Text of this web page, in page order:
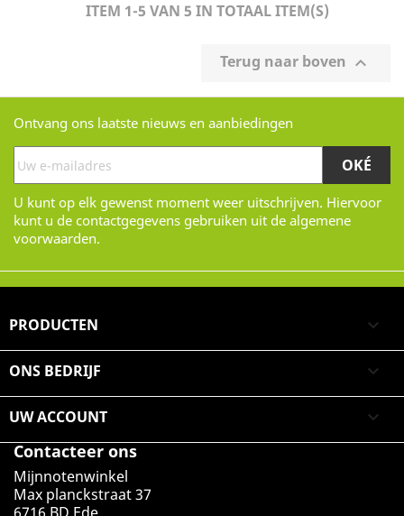
ITEM 1-5 VAN 5 IN TOTAAL ITEM(S)
Terug naar boven 
Ontvang ons laatste nieuws en aanbiedingen
U kunt op elk gewenst moment weer uitschrijven. Hiervoor
kunt u de contactgegevens gebruiken uit de algemene
voorwaarden.
PRODUCTEN 
ONS BEDRIJF 
UW ACCOUNT

Contacteer ons
Mijnnotenwinkel
Max planckstraat 37